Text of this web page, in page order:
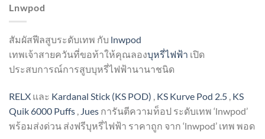
Lnwpod
สัมผัสฟีลสูบระดับเทพ กับ lnwpod
เทพเจ้าสายควันที่ขอท้าให้คุณลองบุหรี่ไฟฟ้า เปิด
ประสบการณ์การสูบบุหรี่ไฟฟ้านานาชนิด
RELX และ Kardanal Stick (KS POD) , KS Kurve Pod 2.5 , KS
Quik 6000 Puffs , Jues การันตีความท็อป ระดับเทพ ‘lnwpod’
พร้อมส่งด่วน ส่งฟรีบุหรี่ไฟฟ้า ราคาถูก จาก ‘lnwpod’ เทพ พอด